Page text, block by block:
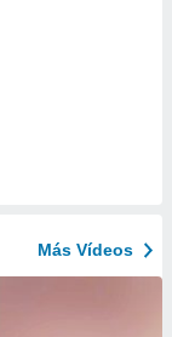
Más Vídeos